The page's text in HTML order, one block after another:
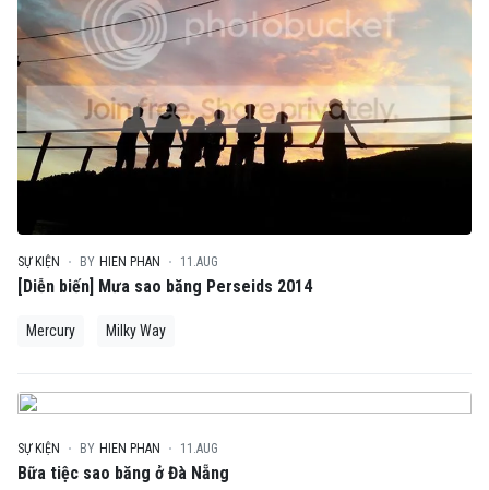
SỰ KIỆN BY HIEN PHAN 11.AUG
[Diễn biến] Mưa sao băng Perseids 2014
Mercury Milky Way
SỰ KIỆN BY HIEN PHAN 11.AUG
Bữa tiệc sao băng ở Đà Nẵng